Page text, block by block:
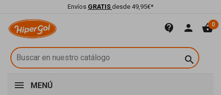
Envíos GRATIS desde 49,95€*
contact_support person shopping_basket0

MENÚ